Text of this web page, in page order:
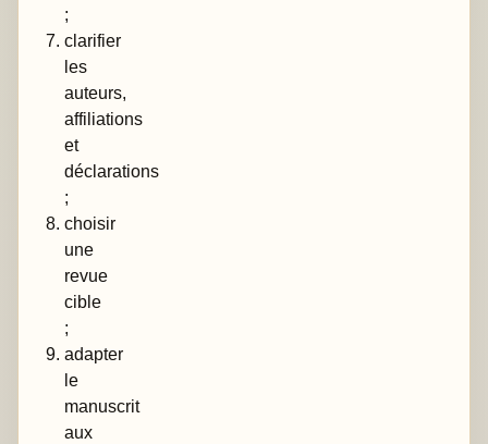
;
clarifier
les
auteurs,
affiliations
et
déclarations
;
choisir
une
revue
cible
;
adapter
le
manuscrit
aux